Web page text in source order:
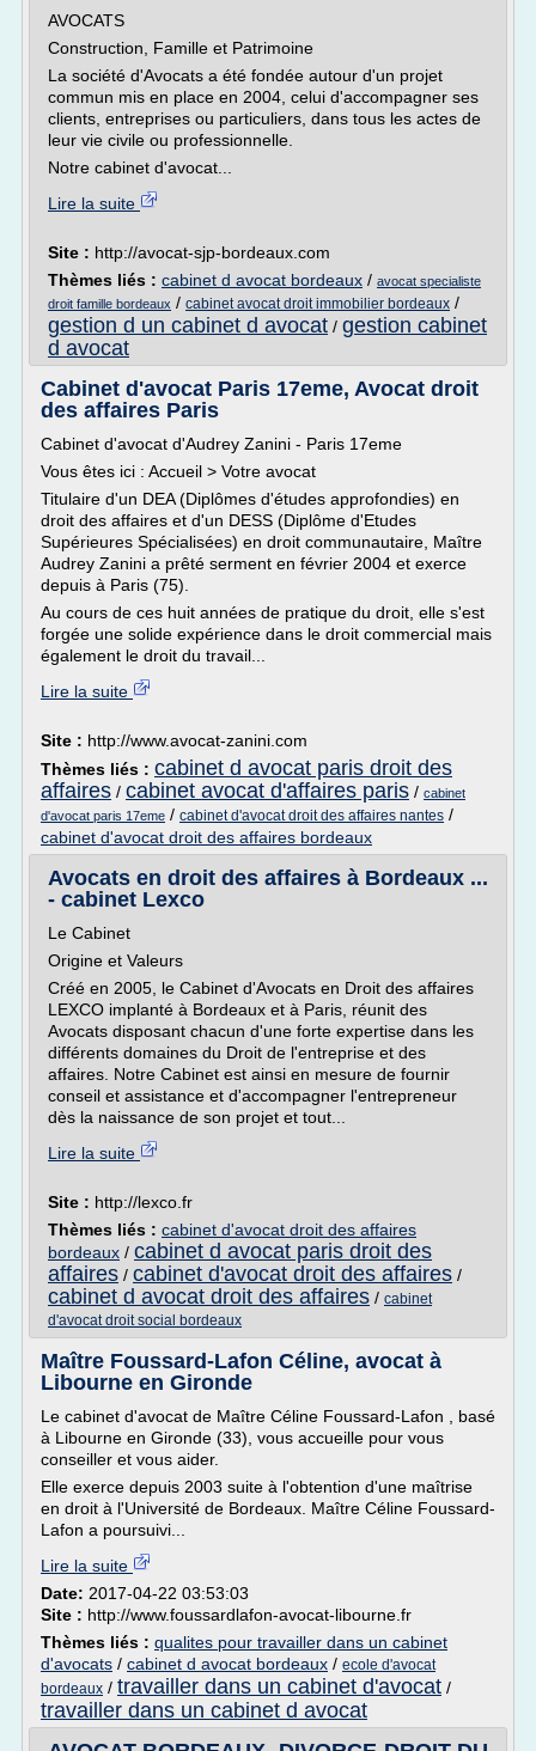
AVOCATS
Construction, Famille et Patrimoine
La société d'Avocats a été fondée autour d'un projet
commun mis en place en 2004, celui d'accompagner ses
clients, entreprises ou particuliers, dans tous les actes de
leur vie civile ou professionnelle.
Notre cabinet d'avocat...
Lire la suite
Site : http://avocat-sjp-bordeaux.com
Thèmes liés : cabinet d avocat bordeaux / avocat specialiste
droit famille bordeaux / cabinet avocat droit immobilier bordeaux /
gestion d un cabinet d avocat / gestion cabinet
d avocat
Cabinet d'avocat Paris 17eme, Avocat droit
des affaires Paris
Cabinet d'avocat d'Audrey Zanini - Paris 17eme
Vous êtes ici : Accueil > Votre avocat
Titulaire d'un DEA (Diplômes d'études approfondies) en
droit des affaires et d'un DESS (Diplôme d'Etudes
Supérieures Spécialisées) en droit communautaire, Maître
Audrey Zanini a prêté serment en février 2004 et exerce
depuis à Paris (75).
Au cours de ces huit années de pratique du droit, elle s'est
forgée une solide expérience dans le droit commercial mais
également le droit du travail...
Lire la suite
Site : http://www.avocat-zanini.com
Thèmes liés : cabinet d avocat paris droit des
affaires / cabinet avocat d'affaires paris / cabinet
d'avocat paris 17eme / cabinet d'avocat droit des affaires nantes /
cabinet d'avocat droit des affaires bordeaux
Avocats en droit des affaires à Bordeaux ...
- cabinet Lexco
Le Cabinet
Origine et Valeurs
Créé en 2005, le Cabinet d'Avocats en Droit des affaires
LEXCO implanté à Bordeaux et à Paris, réunit des
Avocats disposant chacun d'une forte expertise dans les
différents domaines du Droit de l'entreprise et des
affaires. Notre Cabinet est ainsi en mesure de fournir
conseil et assistance et d'accompagner l'entrepreneur
dès la naissance de son projet et tout...
Lire la suite
Site : http://lexco.fr
Thèmes liés : cabinet d'avocat droit des affaires
bordeaux / cabinet d avocat paris droit des
affaires / cabinet d'avocat droit des affaires /
cabinet d avocat droit des affaires / cabinet
d'avocat droit social bordeaux
Maître Foussard-Lafon Céline, avocat à
Libourne en Gironde
Le cabinet d'avocat de Maître Céline Foussard-Lafon , basé
à Libourne en Gironde (33), vous accueille pour vous
conseiller et vous aider.
Elle exerce depuis 2003 suite à l'obtention d'une maîtrise
en droit à l'Université de Bordeaux. Maître Céline Foussard-
Lafon a poursuivi...
Lire la suite
Date: 2017-04-22 03:53:03
Site : http://www.foussardlafon-avocat-libourne.fr
Thèmes liés : qualites pour travailler dans un cabinet
d'avocats / cabinet d avocat bordeaux / ecole d'avocat
bordeaux / travailler dans un cabinet d'avocat /
travailler dans un cabinet d avocat